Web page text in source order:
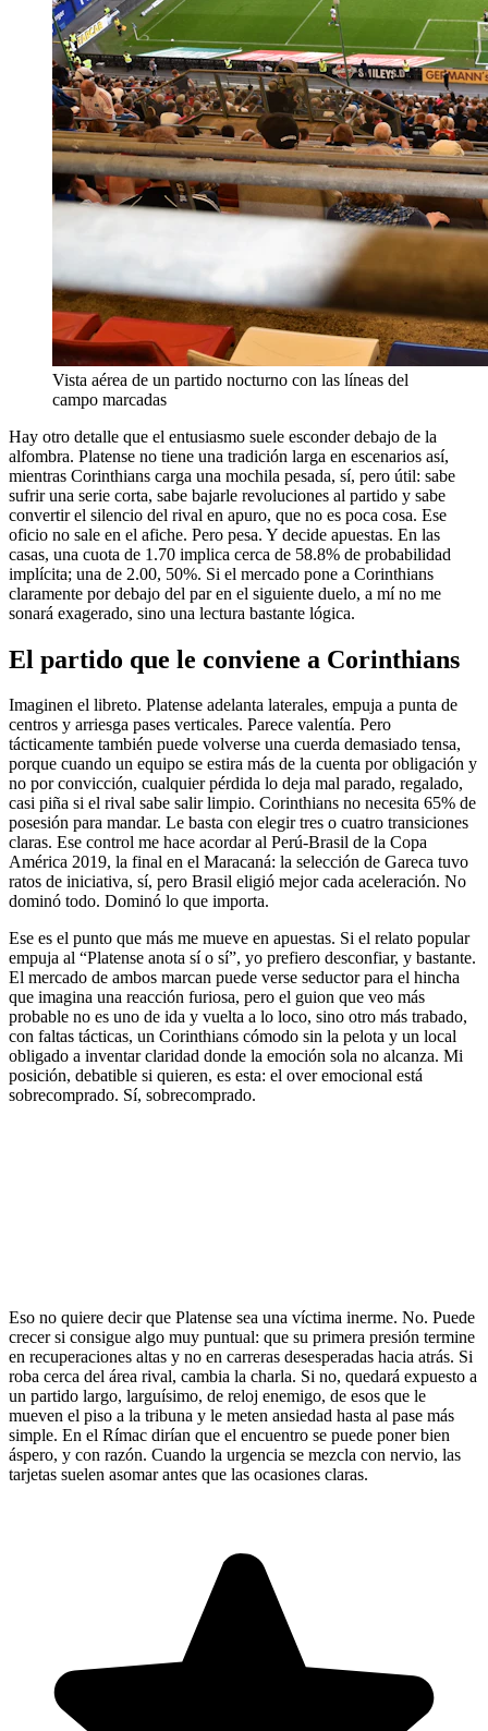
Vista aérea de un partido nocturno con las líneas del
campo marcadas
Hay otro detalle que el entusiasmo suele esconder debajo de la
alfombra. Platense no tiene una tradición larga en escenarios así,
mientras Corinthians carga una mochila pesada, sí, pero útil: sabe
sufrir una serie corta, sabe bajarle revoluciones al partido y sabe
convertir el silencio del rival en apuro, que no es poca cosa. Ese
oficio no sale en el afiche. Pero pesa. Y decide apuestas. En las
casas, una cuota de 1.70 implica cerca de 58.8% de probabilidad
implícita; una de 2.00, 50%. Si el mercado pone a Corinthians
claramente por debajo del par en el siguiente duelo, a mí no me
sonará exagerado, sino una lectura bastante lógica.
El partido que le conviene a Corinthians
Imaginen el libreto. Platense adelanta laterales, empuja a punta de
centros y arriesga pases verticales. Parece valentía. Pero
tácticamente también puede volverse una cuerda demasiado tensa,
porque cuando un equipo se estira más de la cuenta por obligación y
no por convicción, cualquier pérdida lo deja mal parado, regalado,
casi piña si el rival sabe salir limpio. Corinthians no necesita 65% de
posesión para mandar. Le basta con elegir tres o cuatro transiciones
claras. Ese control me hace acordar al Perú-Brasil de la Copa
América 2019, la final en el Maracaná: la selección de Gareca tuvo
ratos de iniciativa, sí, pero Brasil eligió mejor cada aceleración. No
dominó todo. Dominó lo que importa.
Ese es el punto que más me mueve en apuestas. Si el relato popular
empuja al “Platense anota sí o sí”, yo prefiero desconfiar, y bastante.
El mercado de ambos marcan puede verse seductor para el hincha
que imagina una reacción furiosa, pero el guion que veo más
probable no es uno de ida y vuelta a lo loco, sino otro más trabado,
con faltas tácticas, un Corinthians cómodo sin la pelota y un local
obligado a inventar claridad donde la emoción sola no alcanza. Mi
posición, debatible si quieren, es esta: el over emocional está
sobrecomprado. Sí, sobrecomprado.
Eso no quiere decir que Platense sea una víctima inerme. No. Puede
crecer si consigue algo muy puntual: que su primera presión termine
en recuperaciones altas y no en carreras desesperadas hacia atrás. Si
roba cerca del área rival, cambia la charla. Si no, quedará expuesto a
un partido largo, larguísimo, de reloj enemigo, de esos que le
mueven el piso a la tribuna y le meten ansiedad hasta al pase más
simple. En el Rímac dirían que el encuentro se puede poner bien
áspero, y con razón. Cuando la urgencia se mezcla con nervio, las
tarjetas suelen asomar antes que las ocasiones claras.